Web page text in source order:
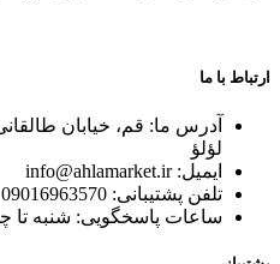
ارتباط با ما
لؤلؤ
ایمیل: info@ahlamarket.ir
تلفن پشتیبانی: 09016963570
ساعات پاسخگویی: شنبه تا